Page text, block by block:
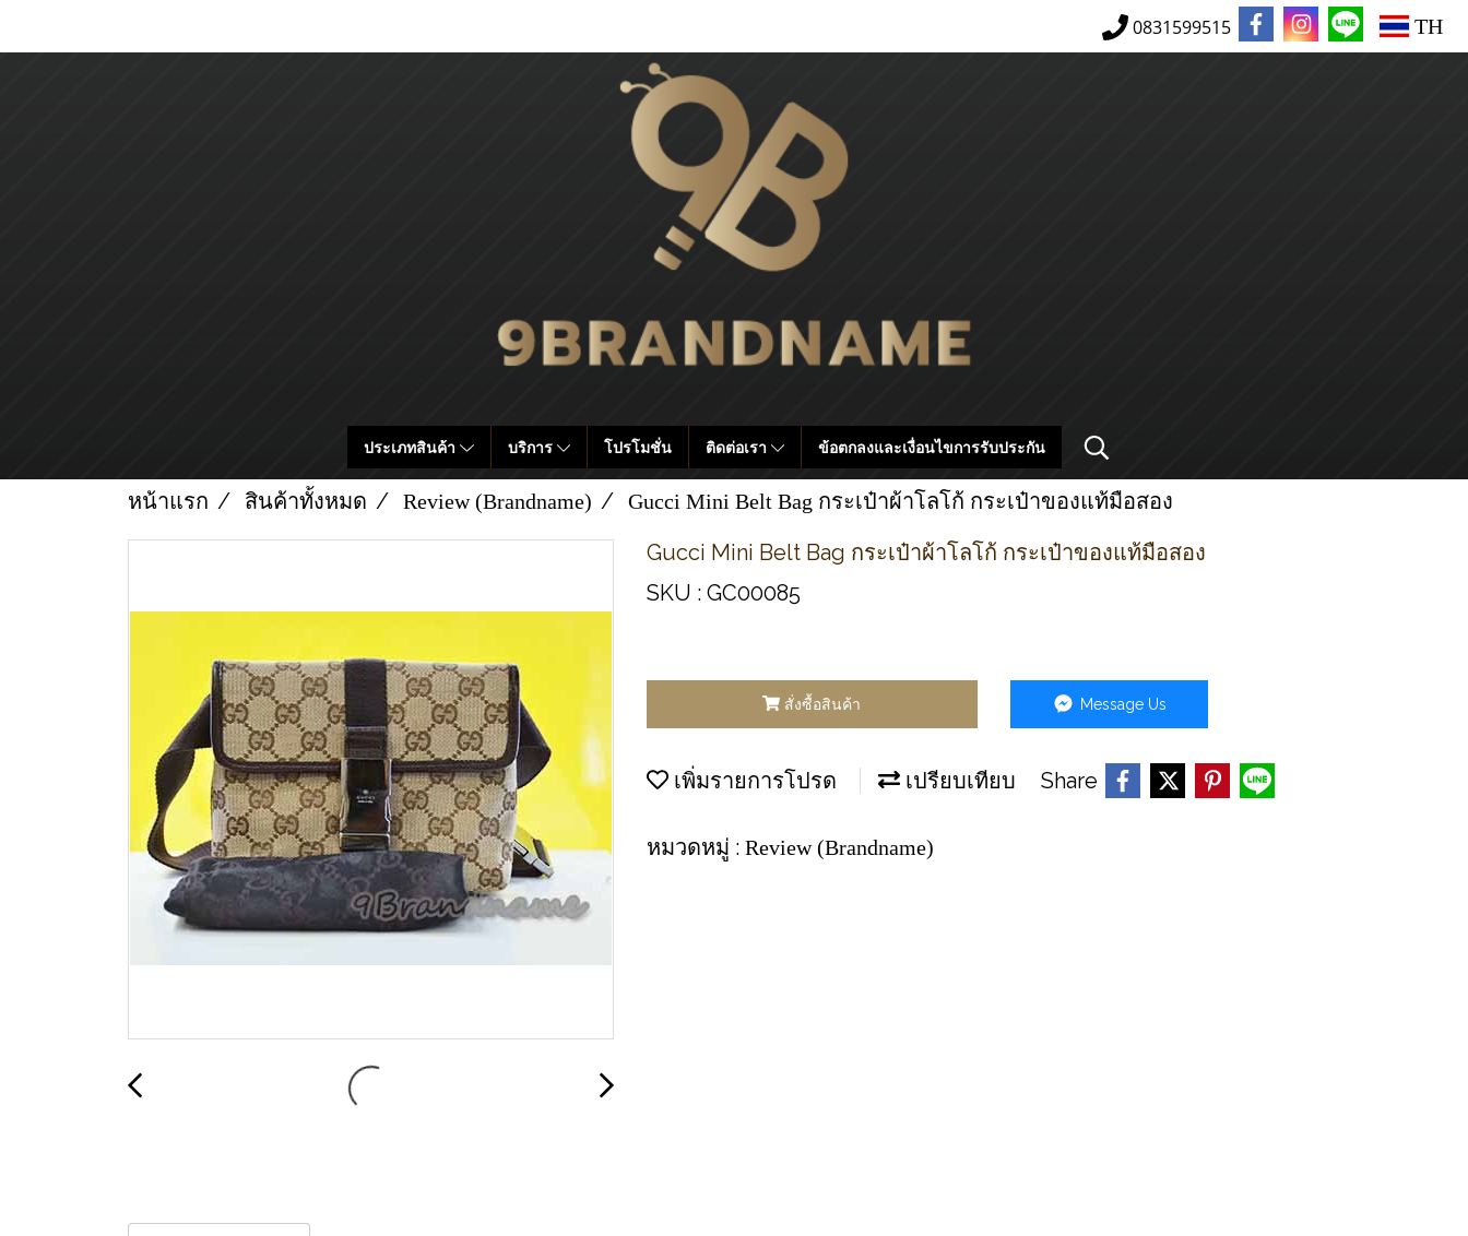
0831599515 TH
ประเภทสินค้า บริการ โปรโมชั่น ติดต่อเรา ข้อตกลงและเงื่อนไขการรับประกัน
หน้าแรก สินค้าทั้งหมด Review (Brandname) Gucci Mini Belt Bag กระเป๋าผ้าโลโก้ กระเป๋าของแท้มือสอง
Gucci Mini Belt Bag กระเป๋าผ้าโลโก้ กระเป๋าของแท้มือสอง
SKU : GC00085
สั่งซื้อสินค้า Message Us
เพิ่มรายการโปรด เปรียบเทียบ Share
หมวดหมู่ : Review (Brandname)